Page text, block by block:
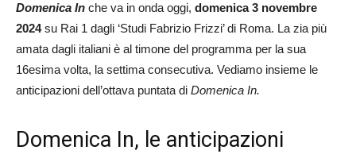
Domenica In che va in onda oggi, domenica 3 novembre
2024su Rai 1 dagli ‘Studi Fabrizio Frizzi’ di Roma. La zia più
amata dagli italiani è al timone del programma per la sua
16esima volta, la settima consecutiva. Vediamo insieme le
anticipazioni dell’ottava puntata di Domenica In.
Domenica In, le anticipazioni